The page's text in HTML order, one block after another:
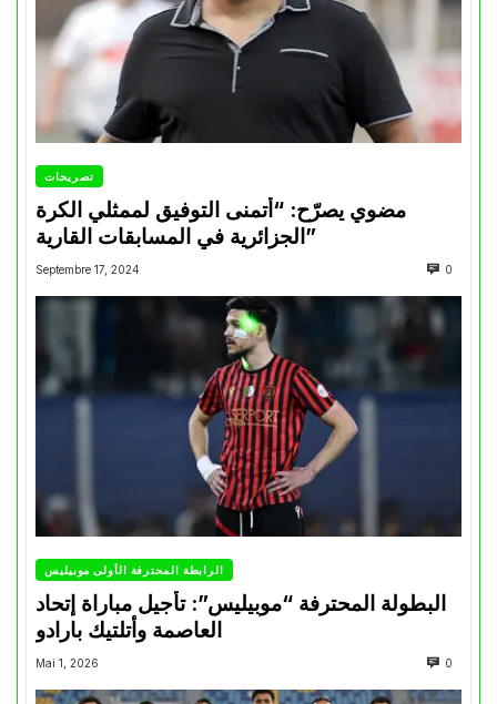
تصريحات
مضوي يصرّح: “أتمنى التوفيق لممثلي الكرة
الجزائرية في المسابقات القارية”
Septembre 17, 2024 0
الرابطة المحترفة الأولى موبيليس
البطولة المحترفة “موبيليس”: تأجيل مباراة إتحاد
العاصمة وأتلتيك بارادو
Mai 1, 2026 0